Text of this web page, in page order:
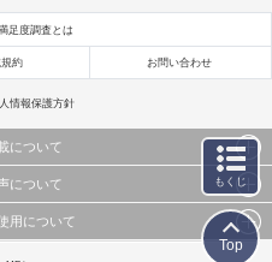
足度調査とは
約 お問い合わせ
情報保護方針
について
ラスト、画像データ等）及びこれらの配置・
などの二次利用を行うことは固く禁じており
について
利用者が提出された見解・感想です。
用について
もくじ
Top